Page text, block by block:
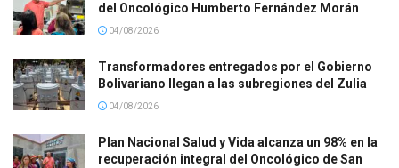
del Oncológico Humberto Fernández Morán
04/08/2026
Transformadores entregados por el Gobierno
Bolivariano llegan a las subregiones del Zulia
04/08/2026
Plan Nacional Salud y Vida alcanza un 98% en la
recuperación integral del Oncológico de San